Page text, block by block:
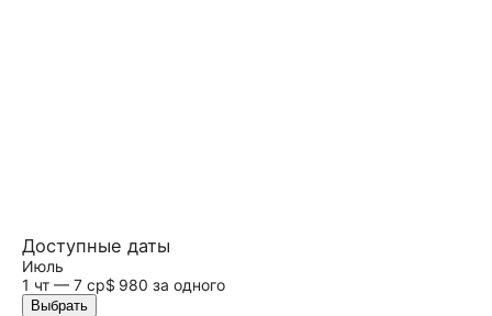
Доступные даты
Июль
1 чт — 7 ср$ 980 за одного
Выбрать